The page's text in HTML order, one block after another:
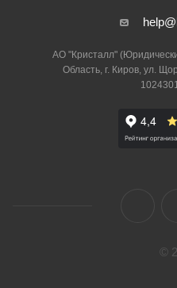
АО "Кристалл"
Область, г. Киров, ул.
©